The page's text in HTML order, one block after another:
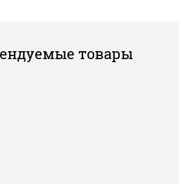
товары